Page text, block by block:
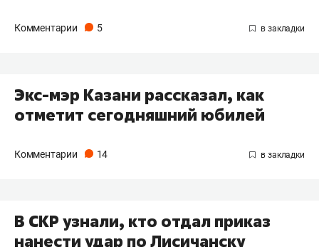
Комментарии 5
Экс-мэр Казани рассказал, как
отметит сегодняшний юбилей
Комментарии 14
В СКР узнали, кто отдал приказ
нанести удар по Лисичанску